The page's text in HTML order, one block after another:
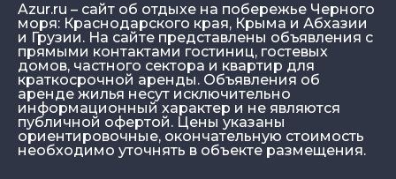
Azur.ru – сайт об отдыхе на побережье Черного
моря: Краснодарского края, Крыма и Абхазии
и Грузии. На сайте представлены объявления с
прямыми контактами гостиниц, гостевых
домов, частного сектора и квартир для
краткосрочной аренды. Объявления об
аренде жилья несут исключительно
информационный характер и не являются
публичной офертой. Цены указаны
ориентировочные, окончательную стоимость
необходимо уточнять в объекте размещения.